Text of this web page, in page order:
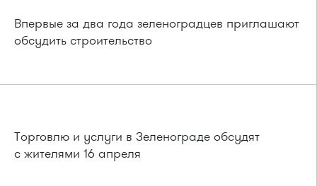
Впервые за два года зеленоградцев приглашают
обсудить строительство
Торговлю и услуги в Зеленограде обсудят
с жителями 16 апреля